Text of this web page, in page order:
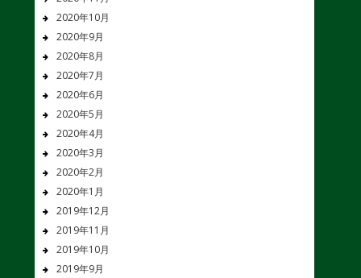
2020年10月
2020年9月
2020年8月
2020年7月
2020年6月
2020年5月
2020年4月
2020年3月
2020年2月
2020年1月
2019年12月
2019年11月
2019年10月
2019年9月